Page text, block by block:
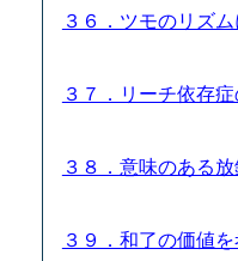
３６．ツモのリズ
３７．リーチ依存
３８．意味のある
３９．和了の価値